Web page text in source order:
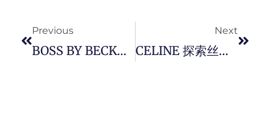
Previous
BOSS BY BECKHAM 带来 2026 春夏夏日胶囊系列，重塑当代绅士的松弛奢华。
Next
CELINE 探索丝绸艺术， 以「 Infinite Possibilities 」体现了丝巾作为法式优雅日常配件的多元可能性。